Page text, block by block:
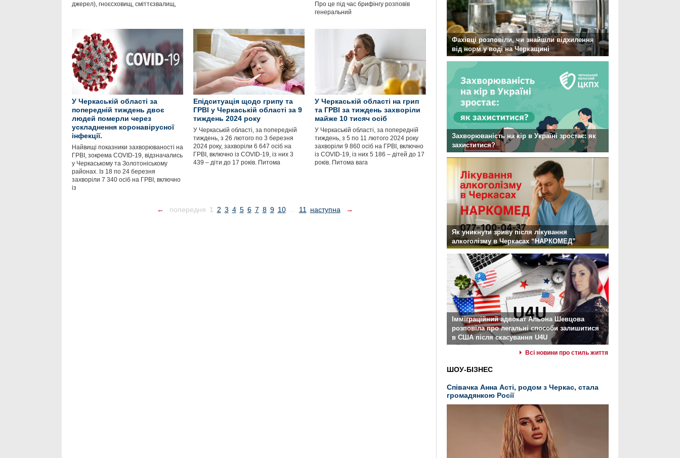
джерел), гноєсховищ, сміттєзвалищ,
Про це під час брифінгу розповів
генеральний
У Черкаській області за
попередній тиждень двоє
людей померли через
ускладнення коронавірусної
інфекції.
Найвищі показники захворюваності на
ГРВІ, зокрема COVID-19, відзначались
у Черкаському та Золотоніському
районах. Із 18 по 24 березня
захворіли 7 340 осіб на ГРВІ, включно
із
Епідситуація щодо грипу та
ГРВІ у Черкаській області за 9
тиждень 2024 року
У Черкаській області, за попередній
тиждень, з 26 лютого по 3 березня
2024 року, захворіли 6 647 осіб на
ГРВІ, включно із COVID-19, із них 3
439 – діти до 17 років. Питома
У Черкаській області на грип
та ГРВІ за тиждень захворіли
майже 10 тисяч осіб
У Черкаській області, за попередній
тиждень, з 5 по 11 лютого 2024 року
захворіли 9 860 осіб на ГРВІ, включно
із COVID-19, із них 5 186 – дітей до 17
років. Питома вага
← попередня 1 2 3 4 5 6 7 8 9 10 11 наступна →
Фахівці розповіли, чи знайшли відхилення
від норм у воді на Черкащині
Захворюваність на кір в Україні зростає: як
захиститися?
Як уникнути зриву після лікування
алкоголізму в Черкасах “НАРКОМЕД”
Імміграційний адвокат Альона Шевцова
розповіла про легальні способи залишитися
в США після скасування U4U
Всі новини про стиль життя
ШОУ-БІЗНЕС
Співачка Анна Асті, родом з Черкас, стала
громадянкою Росії